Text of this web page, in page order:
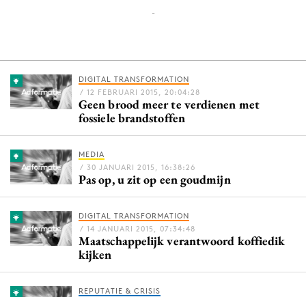
Menu
9 sept: GenAI-training
12 nov: MarketingLive!
Events
Opleidingen
Academy
-
DIGITAL TRANSFORMATION
/ 12 FEBRUARI 2015, 20:04:28
Geen brood meer te verdienen met
fossiele brandstoffen
MEDIA
/ 30 JANUARI 2015, 16:38:26
Pas op, u zit op een goudmijn
DIGITAL TRANSFORMATION
/ 14 JANUARI 2015, 07:34:48
Maatschappelijk verantwoord koffiedik
kijken
REPUTATIE & CRISIS